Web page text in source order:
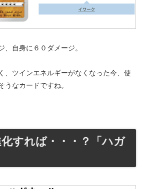
、自身に６０ダメージ。
、ツインエネルギーがなくなった今、使
うなカードですね。
すれば・・・？「ハガ